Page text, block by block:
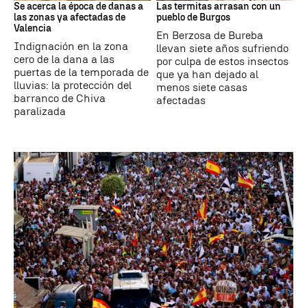
Se acerca la época de danas a
las zonas ya afectadas de
Valencia
Indignación en la zona
cero de la dana a las
puertas de la temporada de
lluvias: la protección del
barranco de Chiva
paralizada
Las termitas arrasan con un
pueblo de Burgos
En Berzosa de Bureba
llevan siete años sufriendo
por culpa de estos insectos
que ya han dejado al
menos siete casas
afectadas